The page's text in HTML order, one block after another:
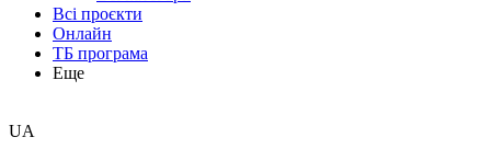
Всі проєкти
Онлайн
ТБ програма
Еще
UA